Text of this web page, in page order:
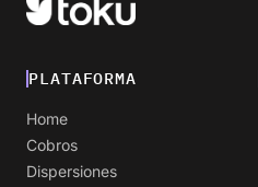
PLATAFORMA
Home
Cobros
Dispersiones